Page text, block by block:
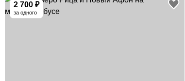
2 700 ₽
за одного